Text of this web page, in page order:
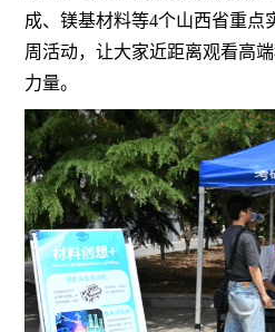
成、镁基材料等4个山西省重点
周活动，让大家近距离观看高
力量。